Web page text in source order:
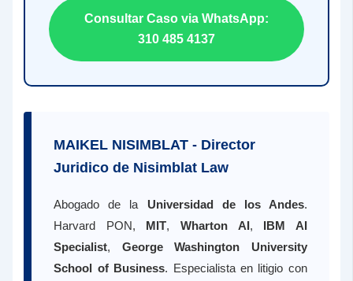
Consultar Caso via WhatsApp:
310 485 4137
MAIKEL NISIMBLAT - Director
Juridico de Nisimblat Law
Abogado de la Universidad de los Andes.
Harvard PON, MIT, Wharton AI, IBM AI
Specialist, George Washington University
School of Business. Especialista en litigio con